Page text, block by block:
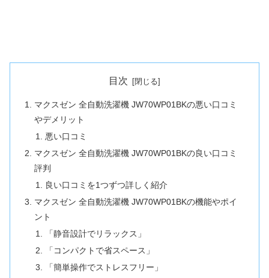
目次
マクスゼン 全自動洗濯機 JW70WP01BKの悪い口コミ
やデメリット
悪い口コミ
マクスゼン 全自動洗濯機 JW70WP01BKの良い口コミ
評判
良い口コミを1つずつ詳しく紹介
マクスゼン 全自動洗濯機 JW70WP01BKの機能やポイ
ント
「静音設計でリラックス」
「コンパクトで省スペース」
「簡単操作でストレスフリー」